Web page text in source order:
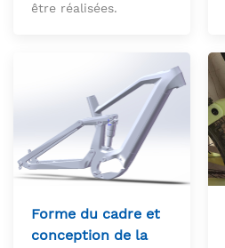
être réalisées.
Forme du cadre et
conception de la